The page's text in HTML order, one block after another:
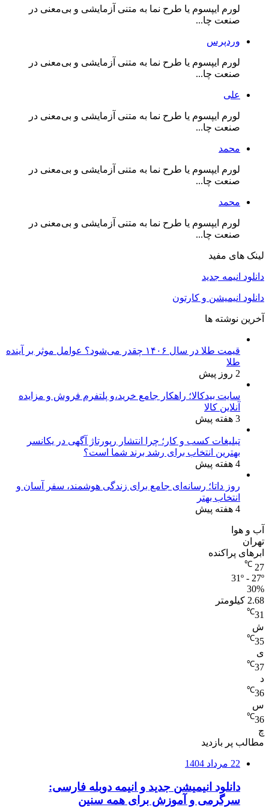
لورم ایپسوم یا طرح‌ نما به متنی آزمایشی و بی‌معنی در
صنعت چا...
وردپرس
لورم ایپسوم یا طرح‌ نما به متنی آزمایشی و بی‌معنی در
صنعت چا...
علی
لورم ایپسوم یا طرح‌ نما به متنی آزمایشی و بی‌معنی در
صنعت چا...
محمد
لورم ایپسوم یا طرح‌ نما به متنی آزمایشی و بی‌معنی در
صنعت چا...
محمد
لورم ایپسوم یا طرح‌ نما به متنی آزمایشی و بی‌معنی در
صنعت چا...
لینک های مفید
دانلود انیمه جدید
دانلود انیمیشن و کارتون
آخرین نوشته ها
قیمت طلا در سال ۱۴۰۶ چقدر می‌شود؟ عوامل موثر بر آینده
طلا
2 روز پیش
سایت بیدکالا؛ راهکار جامع خرید،و پلتفرم فروش و مزایده
آنلاین کالا
3 هفته پیش
تبلیغات کسب و کار؛ چرا انتشار رپورتاژ آگهی در یکانسر
بهترین انتخاب برای رشد برند شما است؟
4 هفته پیش
روز داتا؛ رسانه‌ای جامع برای زندگی هوشمند، سفر آسان و
انتخاب بهتر
4 هفته پیش
آب و هوا
تهران
ابرهای پراکنده
27
℃
31º - 27º
30%
2.68 کیلومتر
31
℃
ش
35
℃
ی
37
℃
د
36
℃
س
36
℃
چ
مطالب پر بازدید
22 مرداد 1404
دانلود انیمیشن جدید و انیمه دوبله فارسی:
سرگرمی و آموزش برای همه سنین